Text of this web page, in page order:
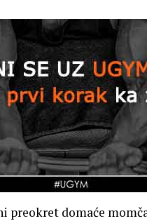
preokret domaće